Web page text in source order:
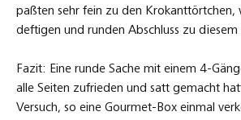
paßten sehr fein zu den Krokanttörtchen,
deftigen und runden Abschluss zu
Fazit: Eine runde Sache mit einem 4-
alle Seiten zufrieden und satt gemacht
Versuch, so eine Gourmet-Box einmal